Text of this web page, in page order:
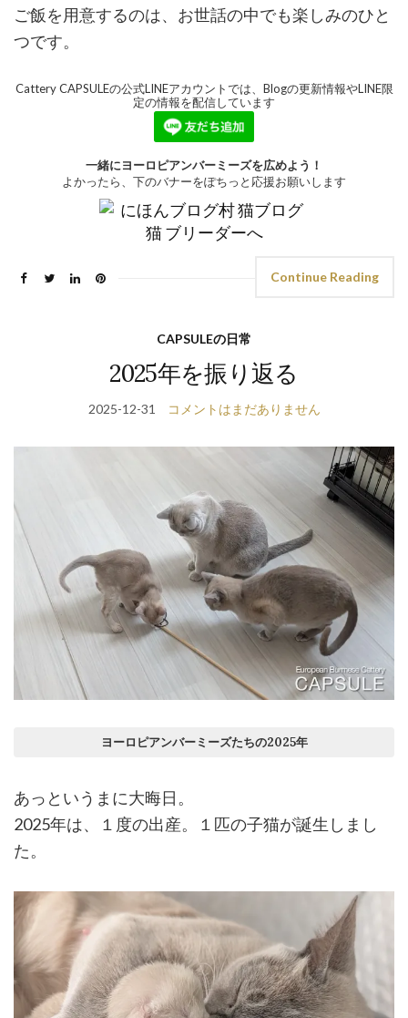
ご飯を用意するのは、お世話の中でも楽しみのひと
つです。
Cattery CAPSULEの公式LINEアカウントでは、Blogの更新情報やLINE限
定の情報を配信しています
一緒にヨーロピアンバーミーズを広めよう！
よかったら、下のバナーをぽちっと応援お願いします
Continue Reading
CAPSULEの日常
2025年を振り返る
2025-12-31 コメントはまだありません
ヨーロピアンバーミーズたちの2025年
あっというまに大晦日。
2025年は、１度の出産。１匹の子猫が誕生しまし
た。